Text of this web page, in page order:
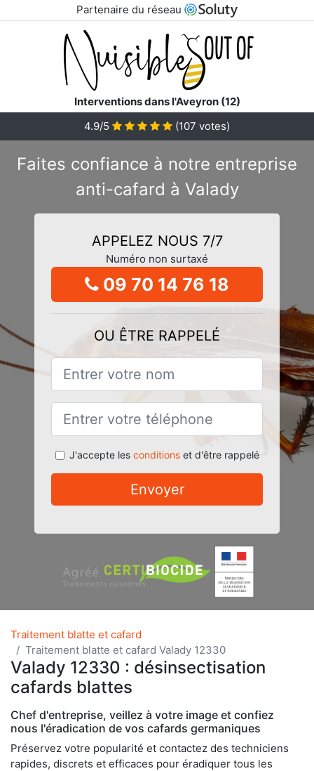
Partenaire du réseau
Interventions dans l'Aveyron (12)
4.9/5
(107 votes)
Faites confiance à notre entreprise
anti-cafard à Valady
APPELEZ NOUS 7/7
Numéro non surtaxé
09 70 14 76 18
OU ÊTRE RAPPELÉ
J'accepte les conditionset d'être rappelé
Envoyer
Traitement blatte et cafard
Traitement blatte et cafard Valady 12330
Valady 12330 : désinsectisation
cafards blattes
Chef d'entreprise, veillez à votre image et confiez
nous l'éradication de vos cafards germaniques
Préservez votre popularité et contactez des techniciens
rapides, discrets et efficaces pour éradiquer tous les